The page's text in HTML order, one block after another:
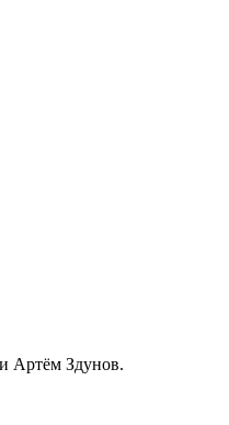
Артём Здунов.